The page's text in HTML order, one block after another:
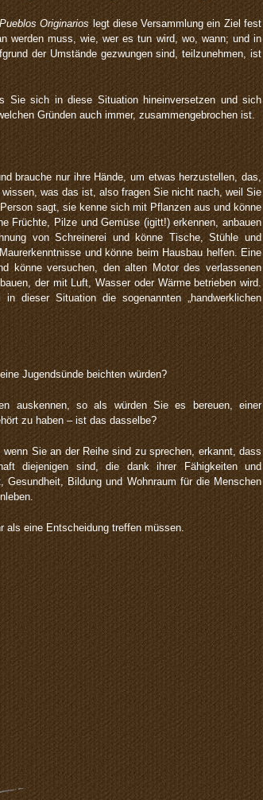
Pueblos Originarios legt diese Versammlung ein Ziel fest
werden muss, wie, wer es tun wird, wo, wann; und in
der Umstände gezwungen sind, teilzunehmen, ist
Sie sich in diese Situation hineinversetzen und sich
Gründen auch immer, zusammengebrochen ist.
brauche nur ihre Hände, um etwas herzustellen, das,
was das ist, also fragen Sie nicht nach, weil Sie
sagt, sie kenne sich mit Pflanzen aus und könne
Früchte, Pilze und Gemüse (igitt!) erkennen, anbauen
von Schreinerei und könne Tische, Stühle und
und könne beim Hausbau helfen. Eine
könne versuchen, den alten Motor des verlassenen
der mit Luft, Wasser oder Wärme betrieben wird.
dieser Situation die sogenannten „handwerklichen
Jugendsünde beichten würden?
auskennen, so als würden Sie es bereuen, einer
zu haben – ist das dasselbe?
Sie an der Reihe sind zu sprechen, erkannt, dass
diejenigen sind, die dank ihrer Fähigkeiten und
Bildung und Wohnraum für die Menschen
eine Entscheidung treffen müssen.